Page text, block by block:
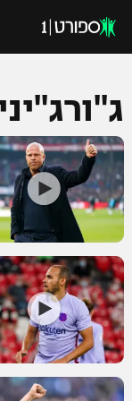
כדורגל ישראלי
ליגת העל
גביע הטוטו
ליגיונרים
גביע המדינה
כדורגל עולמי
ליגת האלופות
ליגה אירופית
ליגה אנגלית
כדורסל ישראלי
ליגת ווינר סל
ליגה לאומית
כדורסל עולמי
NBA